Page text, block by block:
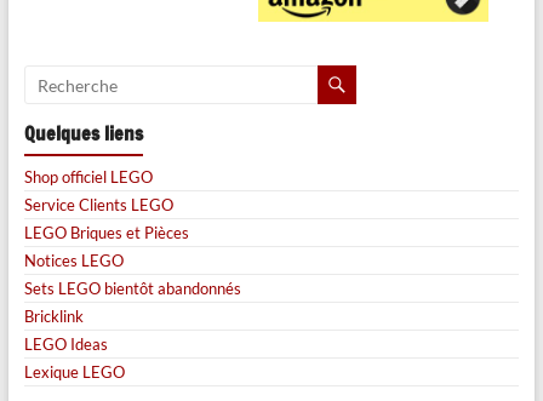
Quelques liens
Shop officiel LEGO
Service Clients LEGO
LEGO Briques et Pièces
Notices LEGO
Sets LEGO bientôt abandonnés
Bricklink
LEGO Ideas
Lexique LEGO